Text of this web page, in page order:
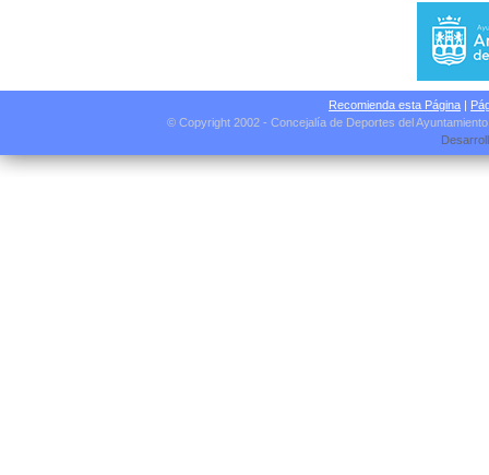
Recomienda esta Página |
© Copyright 2002 - Concejalía de Deportes del